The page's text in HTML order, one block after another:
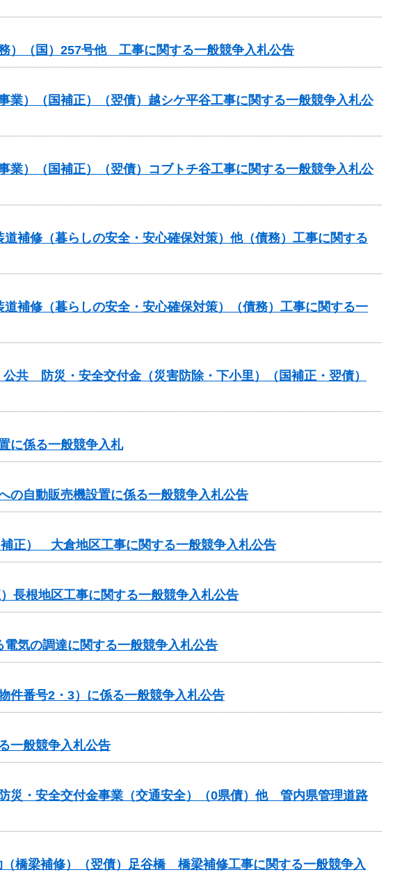
）（国）257号他 工事に関する一般競争入札公告
業）（国補正）（翌債）越シケ平谷工事に関する一般競争入札公
業）（国補正）（翌債）コブトチ谷工事に関する一般競争入札公
補修（暮らしの安全・安心確保対策）他（債務）工事に関する
補修（暮らしの安全・安心確保対策）（債務）工事に関する一
共 防災・安全交付金（災害防除・下小里）（国補正・翌債）
に係る一般競争入札
の自動販売機設置に係る一般競争入札公告
正） 大倉地区工事に関する一般競争入札公告
長根地区工事に関する一般競争入札公告
気の調達に関する一般競争入札公告
件番号2・3）に係る一般競争入札公告
一般競争入札公告
災・安全交付金事業（交通安全）（0県債）他 管内県管理道路
橋梁補修）（翌債）足谷橋 橋梁補修工事に関する一般競争入